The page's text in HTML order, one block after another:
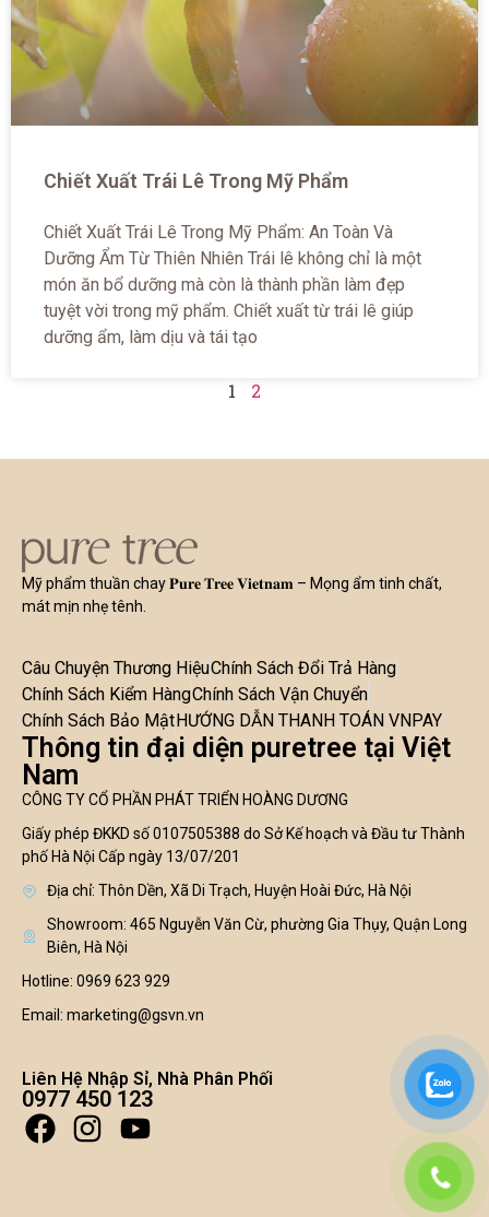
Chiết Xuất Trái Lê Trong Mỹ Phẩm
Chiết Xuất Trái Lê Trong Mỹ Phẩm: An Toàn Và
Dưỡng Ẩm Từ Thiên Nhiên Trái lê không chỉ là một
món ăn bổ dưỡng mà còn là thành phần làm đẹp
tuyệt vời trong mỹ phẩm. Chiết xuất từ trái lê giúp
dưỡng ẩm, làm dịu và tái tạo
1 2
Mỹ phẩm thuần chay 𝐏𝐮𝐫𝐞 𝐓𝐫𝐞𝐞 𝐕𝐢𝐞𝐭𝐧𝐚𝐦 – Mọng ẩm tinh chất,
mát mịn nhẹ tênh.
Câu Chuyện Thương HiệuChính Sách Đổi Trả Hàng
Chính Sách Kiểm HàngChính Sách Vận Chuyển
Chính Sách Bảo Mật HƯỚNG DẪN THANH TOÁN VNPAY
Thông tin đại diện puretree tại Việt
Nam
CÔNG TY CỔ PHẦN PHÁT TRIỂN HOÀNG DƯƠNG
Giấy phép ĐKKD số 0107505388 do Sở Kế hoạch và Đầu tư Thành
phố Hà Nội Cấp ngày 13/07/201
Địa chỉ: Thôn Dền, Xã Di Trạch, Huyện Hoài Đức, Hà Nội
Showroom: 465 Nguyễn Văn Cừ, phường Gia Thụy, Quận Long
Biên, Hà Nội
Hotline: 0969 623 929
Email: marketing@gsvn.vn
Liên Hệ Nhập Sỉ, Nhà Phân Phối
0977 450 123